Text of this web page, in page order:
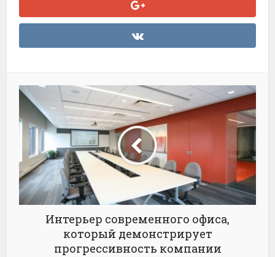
Интерьер современного офиса,
который демонстрирует
прогрессивность компании